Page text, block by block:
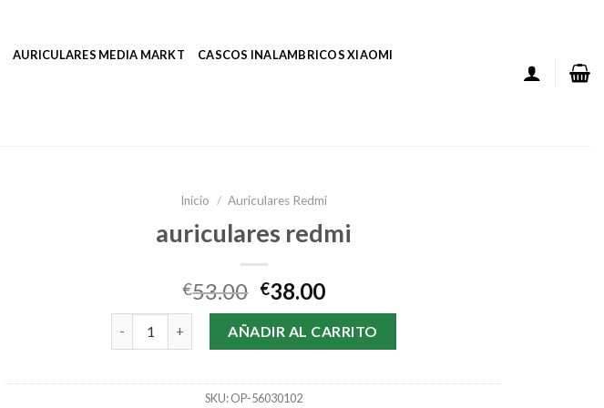
AURICULARES MEDIA MARKT CASCOS INALAMBRICOS XIAOMI
Inicio / Auriculares Redmi
auriculares redmi
€53.00 €38.00
auriculares redmi cantidadAÑADIR AL CARRITO
SKU:OP-56030102